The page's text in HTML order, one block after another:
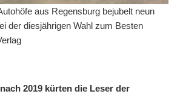
aus Regensburg bejubelt neun
der diesjährigen Wahl zum Besten
2019 kürten die Leser der